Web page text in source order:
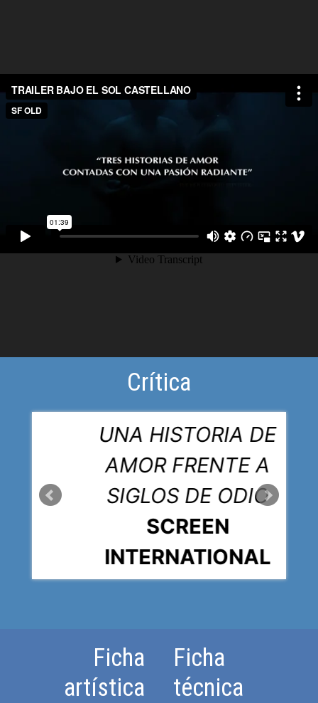
Crítica
UNA HISTORIA DE
AMOR FRENTE A
SIGLOS DE ODIO
SCREEN
INTERNATIONAL
Ficha
artística
Ficha
técnica